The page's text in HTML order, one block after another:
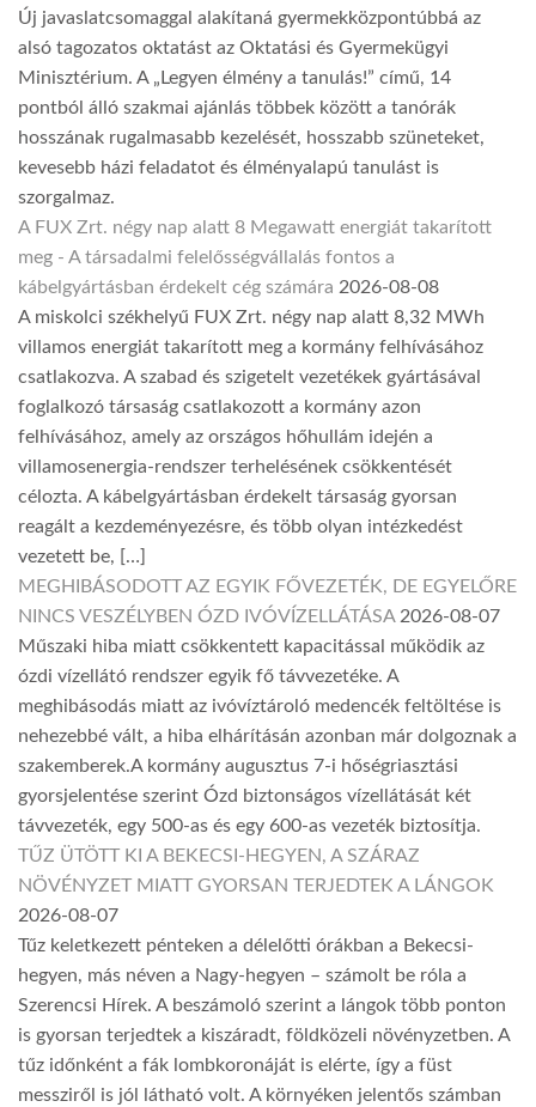
Új javaslatcsomaggal alakítaná gyermekközpontúbbá az
alsó tagozatos oktatást az Oktatási és Gyermekügyi
Minisztérium. A „Legyen élmény a tanulás!” című, 14
pontból álló szakmai ajánlás többek között a tanórák
hosszának rugalmasabb kezelését, hosszabb szüneteket,
kevesebb házi feladatot és élményalapú tanulást is
szorgalmaz.
A FUX Zrt. négy nap alatt 8 Megawatt energiát takarított
meg - A társadalmi felelősségvállalás fontos a
kábelgyártásban érdekelt cég számára 2026-08-08
A miskolci székhelyű FUX Zrt. négy nap alatt 8,32 MWh
villamos energiát takarított meg a kormány felhívásához
csatlakozva. A szabad és szigetelt vezetékek gyártásával
foglalkozó társaság csatlakozott a kormány azon
felhívásához, amely az országos hőhullám idején a
villamosenergia-rendszer terhelésének csökkentését
célozta. A kábelgyártásban érdekelt társaság gyorsan
reagált a kezdeményezésre, és több olyan intézkedést
vezetett be, […]
MEGHIBÁSODOTT AZ EGYIK FŐVEZETÉK, DE EGYELŐRE
NINCS VESZÉLYBEN ÓZD IVÓVÍZELLÁTÁSA 2026-08-07
Műszaki hiba miatt csökkentett kapacitással működik az
ózdi vízellátó rendszer egyik fő távvezetéke. A
meghibásodás miatt az ivóvíztároló medencék feltöltése is
nehezebbé vált, a hiba elhárításán azonban már dolgoznak a
szakemberek.A kormány augusztus 7-i hőségriasztási
gyorsjelentése szerint Ózd biztonságos vízellátását két
távvezeték, egy 500-as és egy 600-as vezeték biztosítja.
TŰZ ÜTÖTT KI A BEKECSI-HEGYEN, A SZÁRAZ
NÖVÉNYZET MIATT GYORSAN TERJEDTEK A LÁNGOK
2026-08-07
Tűz keletkezett pénteken a délelőtti órákban a Bekecsi-
hegyen, más néven a Nagy-hegyen – számolt be róla a
Szerencsi Hírek. A beszámoló szerint a lángok több ponton
is gyorsan terjedtek a kiszáradt, földközeli növényzetben. A
tűz időnként a fák lombkoronáját is elérte, így a füst
messziről is jól látható volt. A környéken jelentős számban